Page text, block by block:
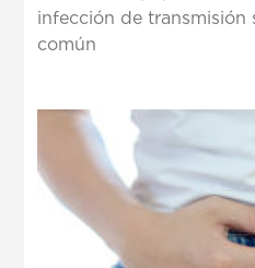
infección de transmisión
común